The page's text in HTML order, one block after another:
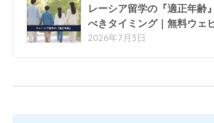
レーシア留学の『適正年齢
べきタイミング｜無料ウェ
2026年7月3日